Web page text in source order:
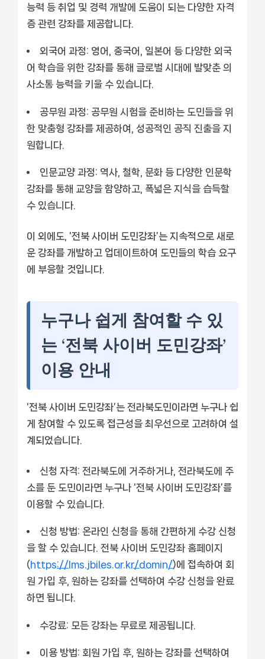
능력 등 취업 및 경력 개발에 도움이 되는 다양한 자격
증 관련 강좌를 제공합니다.
외국어 과정: 영어, 중국어, 일본어 등 다양한 외국
어 학습을 위한 강좌를 통해 글로벌 시대에 발맞춘 의
사소통 능력을 키울 수 있습니다.
공무원 과정: 공무원 시험을 준비하는 도민들을 위
한 맞춤형 강좌를 제공하여, 성공적인 공직 진출을 지
원합니다.
인문교양 과정: 역사, 철학, 문화 등 다양한 인문학
강좌를 통해 교양을 함양하고, 폭넓은 지식을 습득할
수 있습니다.
이 외에도, ‘전북 사이버 도민강좌’는 지속적으로 새로
운 강좌를 개발하고 업데이트하여 도민들의 학습 요구
에 부응할 것입니다.
누구나 쉽게 참여할 수 있
는 ‘전북 사이버 도민강좌’
이용 안내
‘전북 사이버 도민강좌’는 전라북도민이라면 누구나 쉽
게 참여할 수 있도록 접근성을 최우선으로 고려하여 설
계되었습니다.
신청 자격: 전라북도에 거주하거나, 전라북도에 주
소를 둔 도민이라면 누구나 ‘전북 사이버 도민강좌’를
이용할 수 있습니다.
신청 방법: 온라인 신청을 통해 간편하게 수강 신청
을 할 수 있습니다. 전북 사이버 도민강좌 홈페이지
(https://lms.jbiles.or.kr/domin/)에 접속하여 회
원 가입 후, 원하는 강좌를 선택하여 수강 신청을 완료
하면 됩니다.
수강료: 모든 강좌는 무료로 제공됩니다.
이용 방법: 회원 가입 후, 원하는 강좌를 선택하여